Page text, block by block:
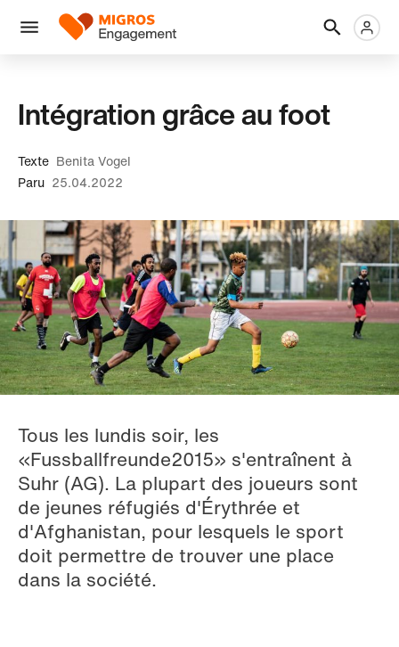
liens
tête
Menu
Logo
Intégration grâce au foot
Texte Benita Vogel
Paru 25.04.2022
Tous les lundis soir, les
«Fussballfreunde2015» s'entraînent à
Suhr (AG). La plupart des joueurs sont
de jeunes réfugiés d'Érythrée et
d'Afghanistan, pour lesquels le sport
doit permettre de trouver une place
dans la société.